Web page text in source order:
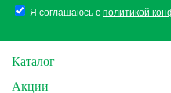
Я соглашаюсь сполитикой
Каталог
Акции